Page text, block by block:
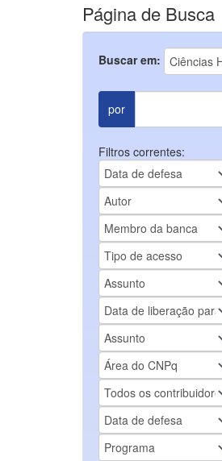
Página de Busca
Buscar em:
por
Filtros correntes: